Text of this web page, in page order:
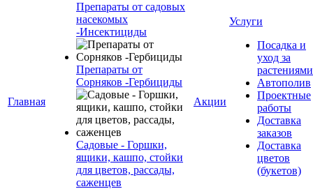
Главная
Препараты от садовых
насекомых
-Инсектициды
Препараты от
Сорняков -Гербициды
Садовые - Горшки,
ящики, кашпо, стойки
для цветов, рассады,
саженцев
Акции
Услуги
Посадка и
уход за
растениями
Автополив
Проектные
работы
Доставка
заказов
Доставка
цветов
(букетов)